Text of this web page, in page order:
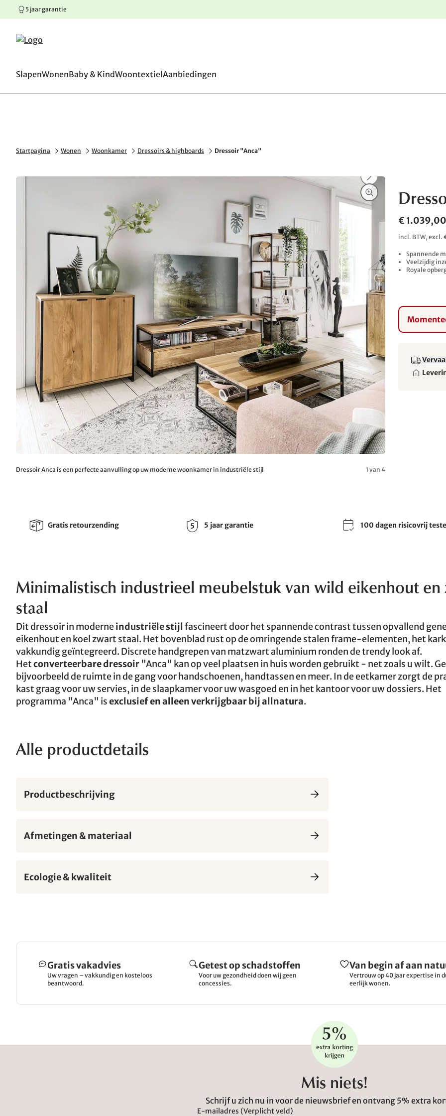
Springen naar hoofdinhoud
Springen naar hoofdnavigatie
Springen naar voettekst
5 jaar garantie
SlapenWonenBaby & KindWoontextiel Aanbiedingen
Startpagina Wonen Woonkamer Dressoirs & highboards Dressoir "Anca"
Dressoir Anca is een perfecte aanvulling op uw moderne woonkamer in industriële stijl 1 van 4
€ 1.039,00
incl. BTW,
Spannende
Veelzijdig
Royale
Gratis retourzending 5 jaar garantie 100 dagen risicovrij
Minimalistisch industrieel meubelstuk van wild eikenhout en
staal
Dit dressoir in moderneindustriële stijl fascineert door het spannende contrast tussen opvallend
eikenhout en koel zwart staal. Het bovenblad rust op de omringende stalen frame-elementen, het
vakkundig geïntegreerd. Discrete handgrepen van matzwart aluminium ronden de trendy look af.
Hetconverteerbare dressoir "Anca" kan op veel plaatsen in huis worden gebruikt - net zoals u wilt.
bijvoorbeeld de ruimte in de gang voor handschoenen, handtassen en meer. In de eetkamer zorgt de
kast graag voor uw servies, in de slaapkamer voor uw wasgoed en in het kantoor voor uw dossiers. Het
programma "Anca" isexclusief en alleen verkrijgbaar bij allnatura.
Alle productdetails
Productbeschrijving
Afmetingen & materiaal
Ecologie & kwaliteit
Gratis vakadvies
Uw vragen – vakkundig en kosteloos
beantwoord.
Getest op schadstoffen
Voor uw gezondheid doen wij geen
concessies.
Van begin af aan
Vertrouw op 40 jaar expertise in
eerlijk wonen.
Mis niets!
Schrijf u zich nu in voor de nieuwsbrief en ontvang 5% extra
E-mailadres (Verplicht veld)